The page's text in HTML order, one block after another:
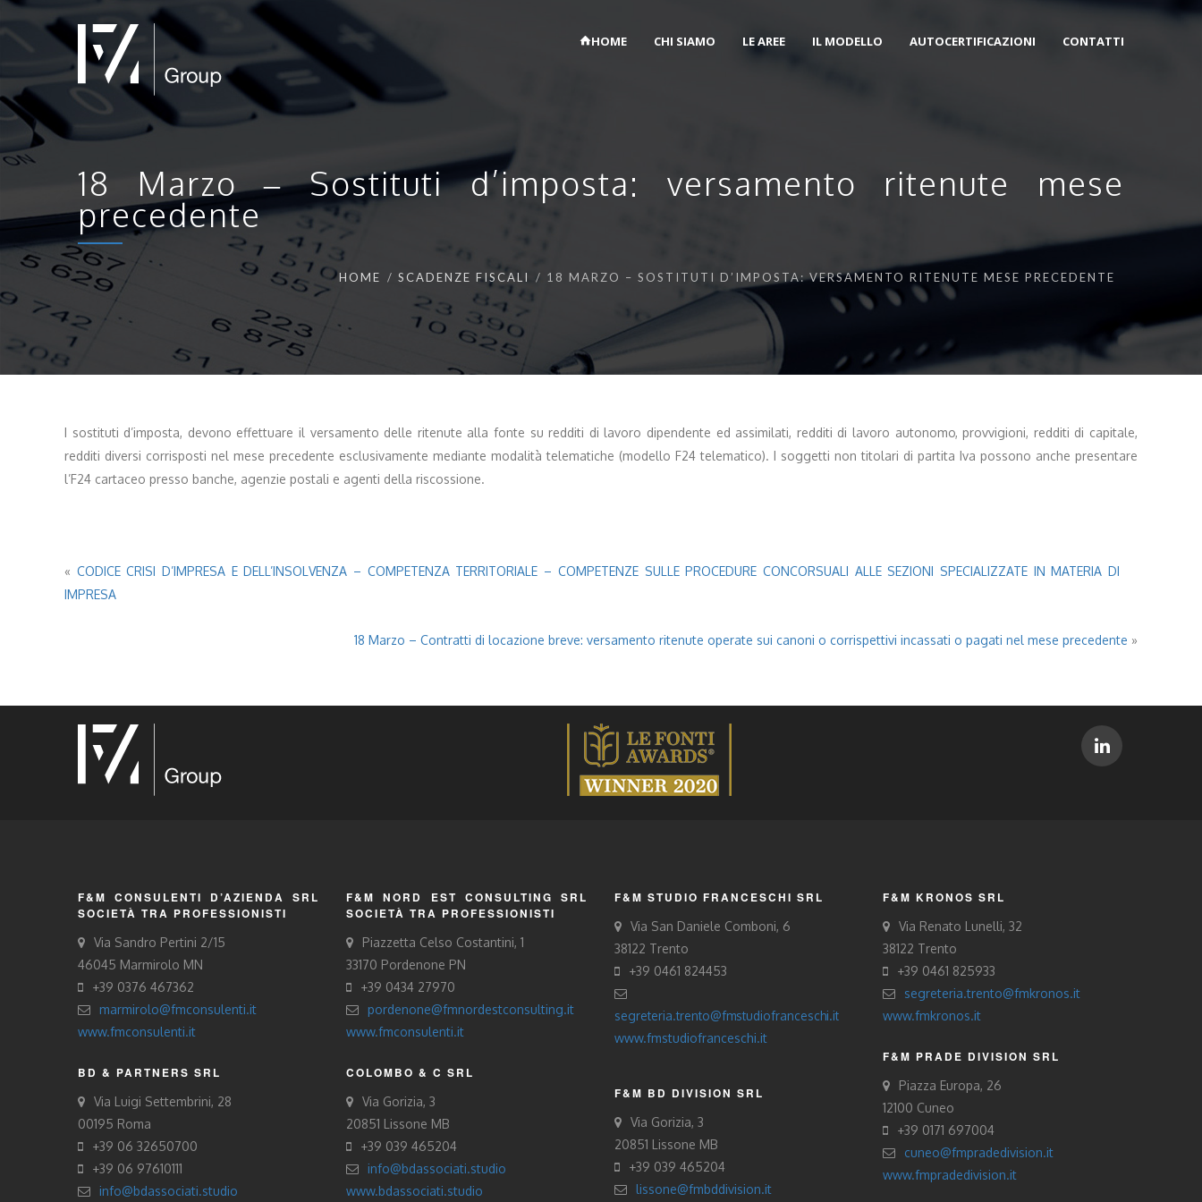
HOME CHI SIAMO LE AREE IL MODELLO AUTOCERTIFICAZIONI CONTATTI
18 Marzo – Sostituti d’imposta: versamento ritenute mese
precedente
HOME SCADENZE FISCALI 18 MARZO – SOSTITUTI D’IMPOSTA: VERSAMENTO RITENUTE MESE PRECEDENTE
I sostituti d’imposta, devono effettuare il versamento delle ritenute alla fonte su redditi di lavoro dipendente ed assimilati, redditi di lavoro autonomo, provvigioni, redditi di capitale,
redditi diversi corrisposti nel mese precedente esclusivamente mediante modalità telematiche (modello F24 telematico). I soggetti non titolari di partita Iva possono anche presentare
l’F24 cartaceo presso banche, agenzie postali e agenti della riscossione.
« CODICE CRISI D’IMPRESA E DELL’INSOLVENZA – COMPETENZA TERRITORIALE – COMPETENZE SULLE PROCEDURE CONCORSUALI ALLE SEZIONI SPECIALIZZATE IN MATERIA DI
IMPRESA
18 Marzo – Contratti di locazione breve: versamento ritenute operate sui canoni o corrispettivi incassati o pagati nel mese precedente »
F&M CONSULENTI D’AZIENDA SRL
SOCIETÀ TRA PROFESSIONISTI
Via Sandro Pertini 2/15
46045 Marmirolo MN
+39 0376 467362
marmirolo@fmconsulenti.it
www.fmconsulenti.it
BD & PARTNERS SRL
Via Luigi Settembrini, 28
00195 Roma
+39 06 32650700
+39 06 97610111
info@bdassociati.studio
F&M NORD EST CONSULTING SRL
SOCIETÀ TRA PROFESSIONISTI
Piazzetta Celso Costantini, 1
33170 Pordenone PN
+39 0434 27970
pordenone@fmnordestconsulting.it
www.fmconsulenti.it
COLOMBO & C SRL
Via Gorizia, 3
20851 Lissone MB
+39 039 465204
info@bdassociati.studio
www.bdassociati.studio
F&M STUDIO FRANCESCHI SRL
Via San Daniele Comboni, 6
38122 Trento
+39 0461 824453
segreteria.trento@fmstudiofranceschi.it
www.fmstudiofranceschi.it
F&M BD DIVISION SRL
Via Gorizia, 3
20851 Lissone MB
+39 039 465204
lissone@fmbddivision.it
F&M KRONOS SRL
Via Renato Lunelli, 32
38122 Trento
+39 0461 825933
segreteria.trento@fmkronos.it
www.fmkronos.it
F&M PRADE DIVISION SRL
Piazza Europa, 26
12100 Cuneo
+39 0171 697004
cuneo@fmpradedivision.it
www.fmpradedivision.it